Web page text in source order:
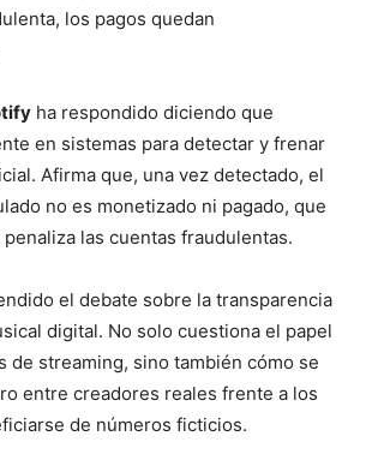
los pagos quedan
ha respondido diciendo que
en sistemas para detectar y frenar
Afirma que, una vez detectado, el
no es monetizado ni pagado, que
las cuentas fraudulentas.
el debate sobre la transparencia
digital. No solo cuestiona el papel
de streaming, sino también cómo se
entre creadores reales frente a los
de números ficticios.